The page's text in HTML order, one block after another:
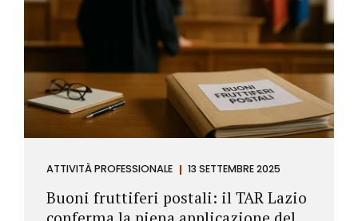
ATTIVITÀ PROFESSIONALE 13 SETTEMBRE 2025
Buoni fruttiferi postali: il TAR Lazio